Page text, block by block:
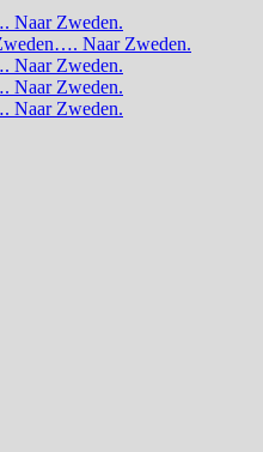
Naar Zweden.
Naar Zweden.
Naar Zweden.
Naar Zweden.
Naar Zweden.